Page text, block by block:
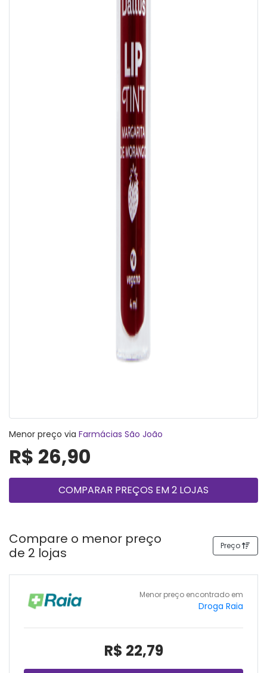
Menor preço via Farmácias São João
R$ 26,90
COMPARAR PREÇOS EM 2 LOJAS
Compare o menor preço
de 2 lojas
Preço
Menor preço encontrado em
Droga Raia
R$ 22,79